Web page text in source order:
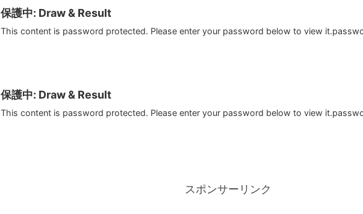
保護中: Draw & Result
This content is password protected. Please enter your password below to view
保護中: Draw & Result
This content is password protected. Please enter your password below to view
スポンサーリンク